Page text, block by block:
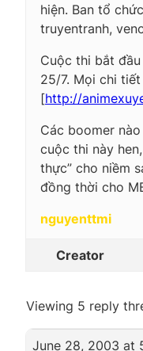
hiện. Ban tổ
truyentranh,
Cuộc thi bắt
25/7. Mọi chi
[http://
Các boomer
cuộc thi này
thực” cho niềm
đồng thời cho
nguyenttmi
Creator
Viewing 5 reply
June 28, 2003 at